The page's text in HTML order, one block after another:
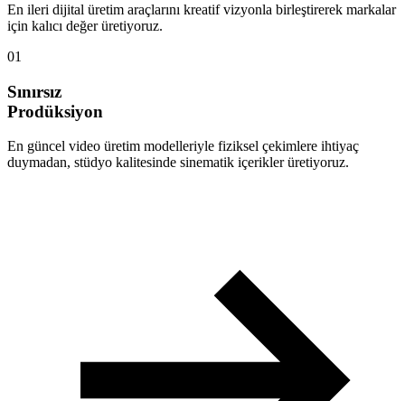
En ileri dijital üretim araçlarını kreatif vizyonla birleştirerek markalar
için kalıcı değer üretiyoruz.
01
Sınırsız
Prodüksiyon
En güncel video üretim modelleriyle fiziksel çekimlere ihtiyaç
duymadan, stüdyo kalitesinde sinematik içerikler üretiyoruz.